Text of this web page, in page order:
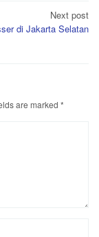
Next post
di Jakarta Selatan
are marked *